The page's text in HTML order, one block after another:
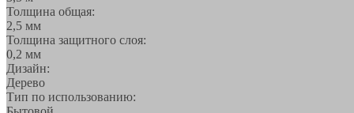
Толщина общая:
2,5 мм
Толщина защитного слоя:
0,2 мм
Дизайн:
Дерево
Тип по использованию: